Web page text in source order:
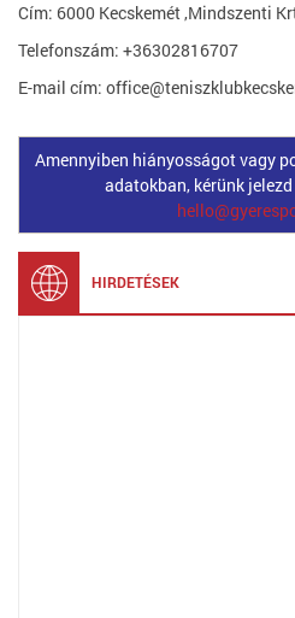
Cím: 6000 Kecskemét ,Mindszenti
Telefonszám: +36302816707
E-mail cím:
Amennyiben hiányosságot vagy
adatokban, kérünk
HIRDETÉSEK